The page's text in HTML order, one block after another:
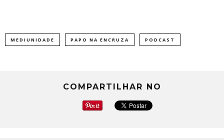
MEDIUNIDADE PAPO NA ENCRUZA PODCAST
COMPARTILHAR NO